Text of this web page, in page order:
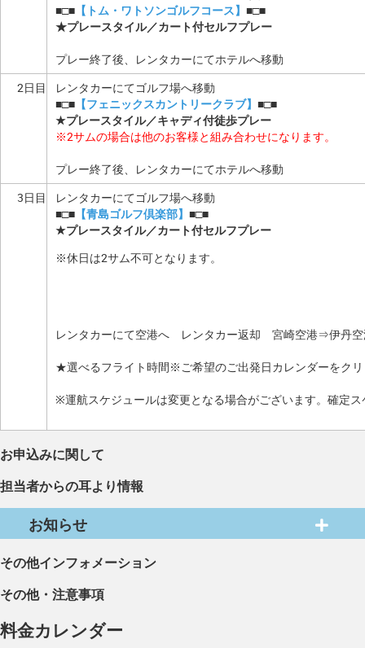
■□■ 【トム・ワトソンゴルフコース】 ■□■
★プレースタイル／カート付セルフプレー
プレー終了後、レンタカーにてホテルへ移動
2日目
レンタカーにてゴルフ場へ移動
■□■ 【フェニックスカントリークラブ】 ■□■
★プレースタイル／キャディ付徒歩プレー
※2サムの場合は他のお客様と組み合わせになります。
プレー終了後、レンタカーにてホテルへ移動
3日目
レンタカーにてゴルフ場へ移動
■□■ 【青島ゴルフ倶楽部】 ■□■
★プレースタイル／カート付セルフプレー
※休日は2サム不可となります。
レンタカーにて空港へ レンタカー返却 宮崎空港⇒伊丹
★選べるフライト時間※ご希望のご出発日カレンダーをク
※運航スケジュールは変更となる場合がございます。確定
お申込みに関して
担当者からの耳より情報
お知らせ
その他インフォメーション
その他・注意事項
料金カレンダー